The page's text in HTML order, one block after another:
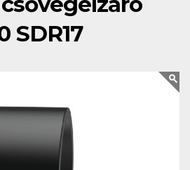
SDR17